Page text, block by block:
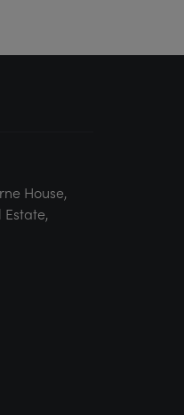
House,